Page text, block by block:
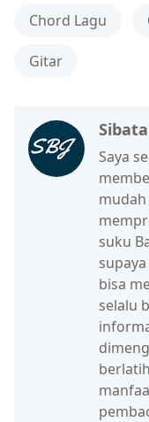
Chord Lagu
Gitar
Saya
suku
bisa
selalu